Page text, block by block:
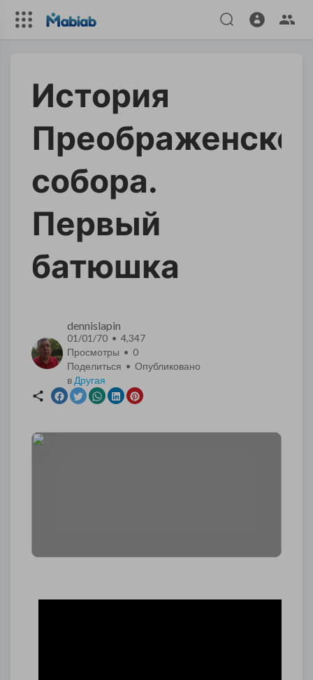
История
собора.
Первый
батюшка
dennislapin
01/01/70 • 4,347
Просмотры • 0
Поделиться • Опубликовано
в Другая